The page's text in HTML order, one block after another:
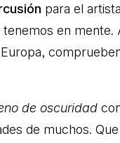
para el
en mente.
de oscuridad
de muchos.